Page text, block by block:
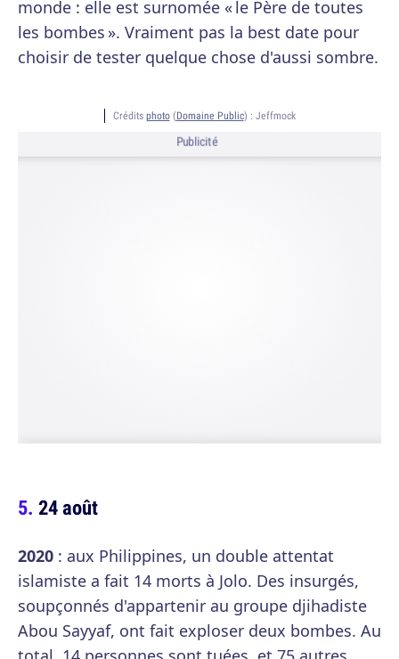
monde : elle est surnomée « le Père de toutes
les bombes ». Vraiment pas la best date pour
choisir de tester quelque chose d'aussi sombre.
Crédits photo(Domaine Public) : Jeffmock
Publicité
24 août
2020 : aux Philippines, un double attentat
islamiste a fait 14 morts à Jolo. Des insurgés,
soupçonnés d'appartenir au groupe djihadiste
Abou Sayyaf, ont fait exploser deux bombes. Au